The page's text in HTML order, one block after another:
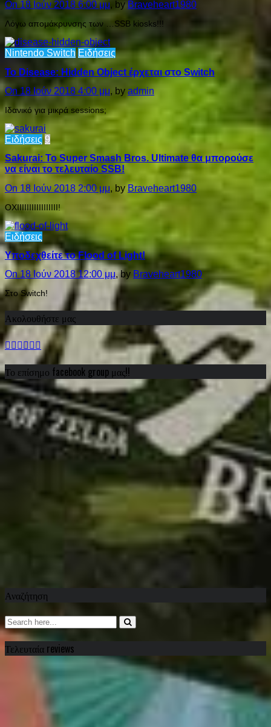
On 18 Ιούν 2018 6:00 μμ, by Braveheart1980
Λόγω απομάκρυνσης των …SSB kiosks!!!
Nintendo Switch Ειδήσεις
Το Disease: Hidden Object έρχεται στο Switch
On 18 Ιούν 2018 4:00 μμ, by admin
Ιδανικό για μικρά sessions;
Ειδήσεις 9
Sakurai: Το Super Smash Bros. Ultimate θα μπορούσε
να είναι το τελευταίο SSB!
On 18 Ιούν 2018 2:00 μμ, by Braveheart1980
ΟΧΙΙΙΙΙΙΙΙΙΙΙΙΙΙΙΙΙ!
Ειδήσεις
Υποδεχθείτε το Flood of Light!
On 18 Ιούν 2018 12:00 μμ, by Braveheart1980
Στο Switch!
Ακολουθήστε μας
Το επίσημο facebook group μας!!
Αναζήτηση
Τελευταία reviews